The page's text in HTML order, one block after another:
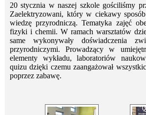
20 stycznia w naszej szkole gościliśmy
Zaelektryzowani, który w ciekawy
wiedzę przyrodniczą. Tematyka zajęć
fizyki i chemii. W ramach warsztatów
same wykonywały doświadczenia
przyrodniczymi. Prowadzący w
elementy wykładu, laboratoriów
quizu dzięki czemu zaangażował
poprzez zabawę.